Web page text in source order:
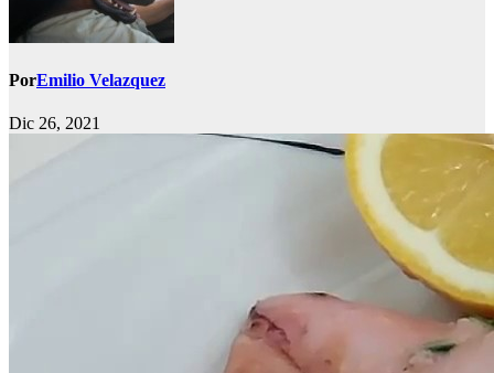
PorEmilio Velazquez
Dic 26, 2021